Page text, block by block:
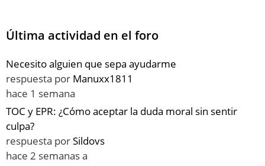
Última actividad en el foro
Necesito alguien que sepa ayudarme
respuesta por Manuxx1811
hace 1 semana
TOC y EPR: ¿Cómo aceptar la duda moral sin sentir
culpa?
respuesta porSildovs
hace 2 semanas a